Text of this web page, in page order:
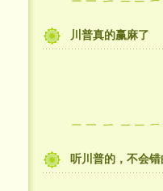
川普真的赢麻了
听川普的，不会错